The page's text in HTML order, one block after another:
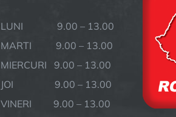
LUNI 9.00 – 13.00
MARTI 9.00 – 13.00
MIERCURI 9.00 – 13.00
JOI 9.00 – 13.00
VINERI 9.00 – 13.00